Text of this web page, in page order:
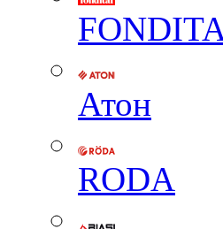
Атон
RODA